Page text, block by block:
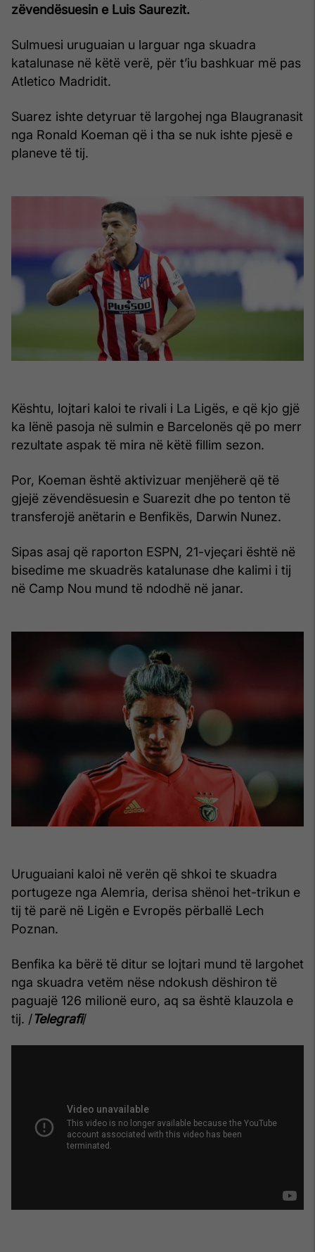
zëvendësuesin e Luis Saurezit.
Sulmuesi uruguaian u larguar nga skuadra
katalunase në këtë verë, për t’iu bashkuar më pas
Atletico Madridit.
Suarez ishte detyruar të largohej nga Blaugranasit
nga Ronald Koeman që i tha se nuk ishte pjesë e
planeve të tij.
Kështu, lojtari kaloi te rivali i La Ligës, e që kjo gjë
ka lënë pasoja në sulmin e Barcelonës që po merr
rezultate aspak të mira në këtë fillim sezon.
Por, Koeman është aktivizuar menjëherë që të
gjejë zëvendësuesin e Suarezit dhe po tenton të
transferojë anëtarin e Benfikës, Darwin Nunez.
Sipas asaj që raporton ESPN, 21-vjeçari është në
bisedime me skuadrës katalunase dhe kalimi i tij
në Camp Nou mund të ndodhë në janar.
Uruguaiani kaloi në verën që shkoi te skuadra
portugeze nga Alemria, derisa shënoi het-trikun e
tij të parë në Ligën e Evropës përballë Lech
Poznan.
Benfika ka bërë të ditur se lojtari mund të largohet
nga skuadra vetëm nëse ndokush dëshiron të
paguajë 126 milionë euro, aq sa është klauzola e
tij. /Telegrafi/